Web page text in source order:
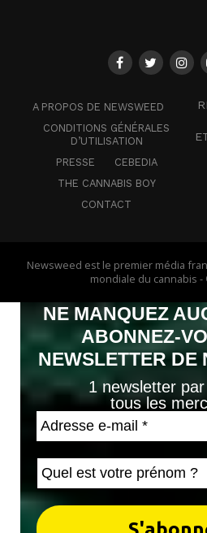
A PROPOS DE NEWSWEED
CONDITIONS GÉNÉRALES
D’UTILISATION
PRESSE
CEBEDIA
THE CANNABIS BOY
CONTACT
Newsweed est le premier média
mondiale du cannabis
NE MANQUEZ
ABONNEZ-
NEWSLETTER DE
1 newsletter
tous les